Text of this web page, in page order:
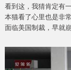
看到这，我猜肯定有
本猫看了心里也是非
面临美国制裁，早就